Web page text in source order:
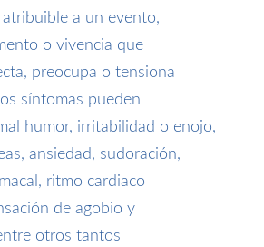
a un evento,
o vivencia que
preocupa o tensiona
síntomas pueden
humor, irritabilidad o enojo,
ansiedad, sudoración,
ritmo cardiaco
de agobio y
otros tantos